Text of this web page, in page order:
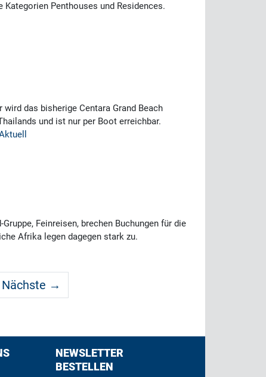
Penthouses und Residences.
das bisherige Centara Grand Beach
und ist nur per Boot erreichbar.
Feinreisen, brechen Buchungen für die
Afrika legen dagegen stark zu.
Nächste →
NEWSLETTER
BESTELLEN